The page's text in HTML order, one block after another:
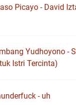
Picayo - David
Yudhoyono -
Istri Tercinta)
- uh